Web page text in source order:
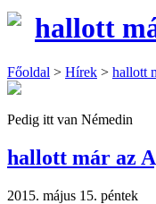
hallott
Főoldal > Hírek > hallott
Pedig itt van Némedin
hallott már az
2015. május 15. péntek